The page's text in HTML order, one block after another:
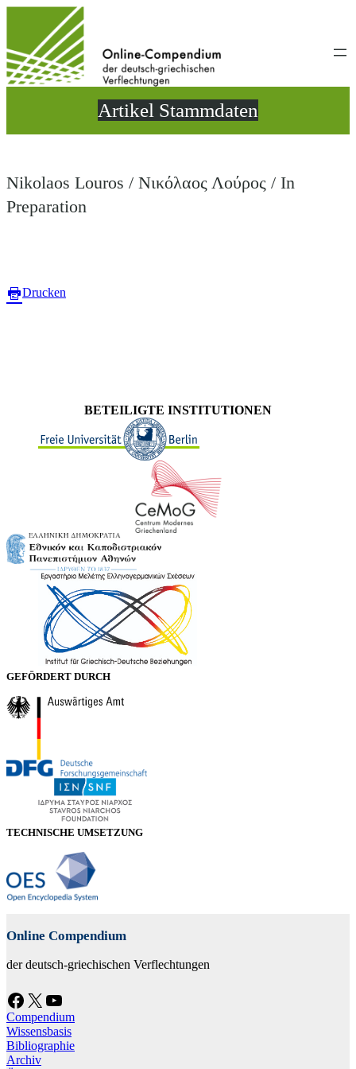
wechseln
Artikel Stammdaten
Nikolaos Louros / Νικόλαος Λούρος / In
Preparation
Drucken
BETEILIGTE INSTITUTIONEN
GEFÖRDERT DURCH
TECHNISCHE UMSETZUNG
Online Compendium
der deutsch-griechischen Verflechtungen
Facebook X YouTube
Compendium
Wissensbasis
Bibliographie
Archiv